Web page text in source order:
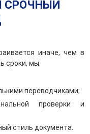
СРОЧНЫЙ
иначе, чем в
сроки, мы:
переводчиками;
проверки и
стиль документа.